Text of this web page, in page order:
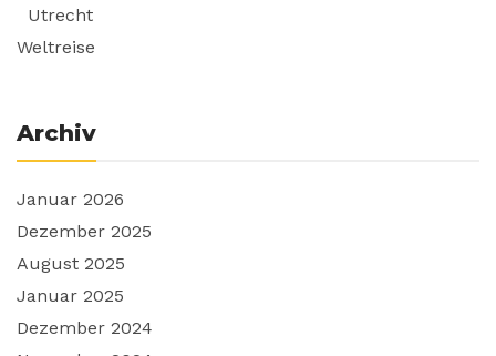
Utrecht
Weltreise
Archiv
Januar 2026
Dezember 2025
August 2025
Januar 2025
Dezember 2024